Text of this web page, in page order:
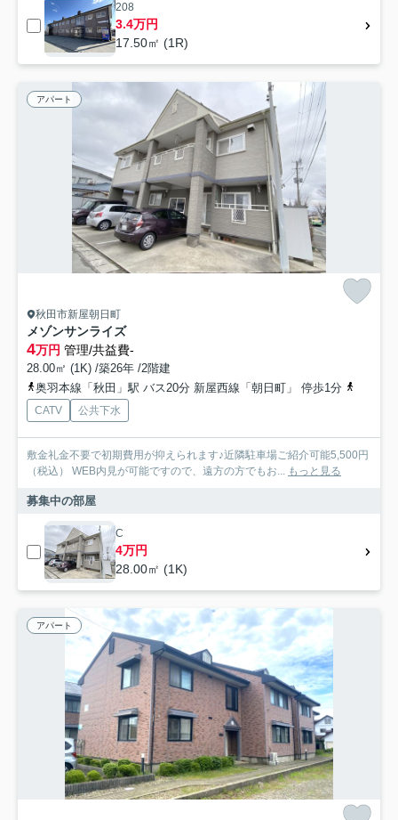
208
3.4万円
17.50㎡ (1R)
アパート
秋田市新屋朝日町
メゾンサンライズ
4万円 管理/共益費-
28.00㎡ (1K) /築26年 /2階建
奥羽本線「秋田」駅 バス20分 新屋西線「朝日町」 停歩1分
CATV 公共下水
敷金礼金不要で初期費用が抑えられます♪近隣駐車場ご紹介可能5,500円
（税込） WEB内見が可能ですので、遠方の方でもお... もっと見る
募集中の部屋
C
4万円
28.00㎡ (1K)
アパート